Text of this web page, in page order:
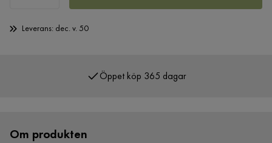
Leverans: dec. v. 50
Öppet köp 365 dagar
Om produkten